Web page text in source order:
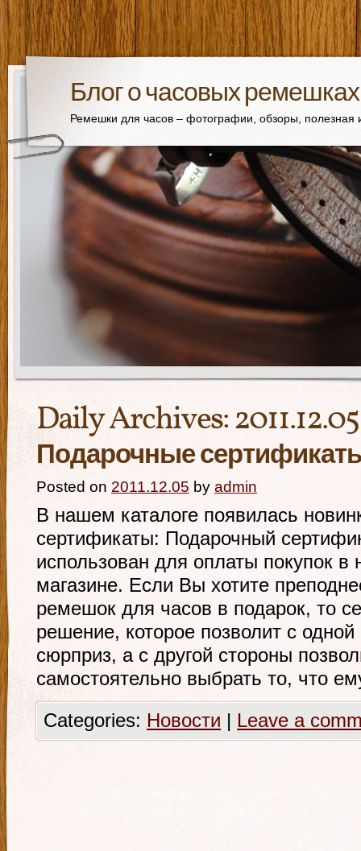
Блог о часовых ремешках
Ремешки для часов – фотографии, обзоры,
Daily Archives:2011.12.05
Подарочные
Posted on 2011.12.05 by admin
В нашем каталоге появилась
сертификаты: Подарочный
использован для оплаты покупок в
магазине. Если Вы хотите
ремешок для часов в подарок, то
решение, которое позволит с
сюрприз, а с другой стороны
самостоятельно выбрать то, что
Categories: Новости | Leave a